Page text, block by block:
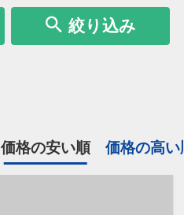
絞り込み
価格の安い順 価格の高い